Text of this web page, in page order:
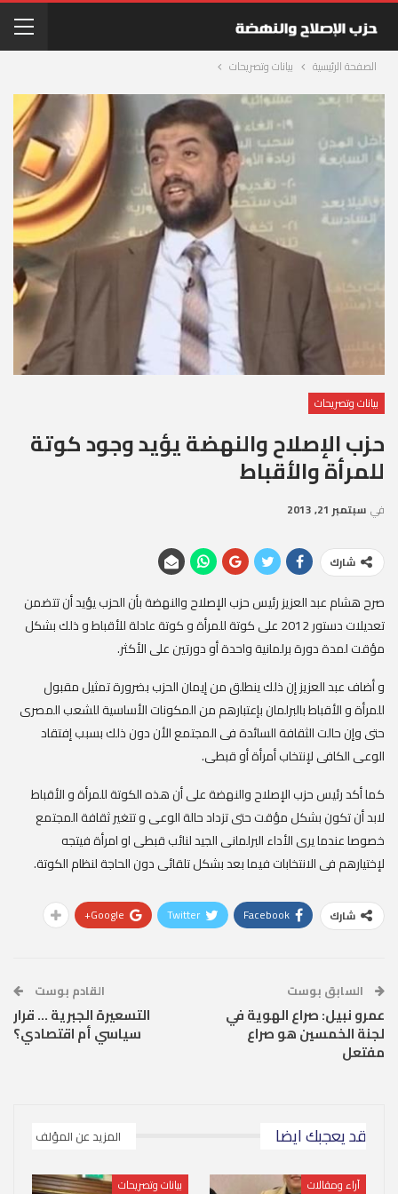
الصفحة الرئيسية بيانات وتصريحات
بيانات وتصريحات
حزب الإصلاح والنهضة يؤيد وجود كوتة
للمرأة والأقباط
في سبتمبر 21, 2013
شارك
صرح هشام عبد العزيز رئيس حزب الإصلاح والنهضة بأن الحزب يؤيد أن تتضمن
تعديلات دستور 2012 على كوتة للمرأة و كوتة عادلة للأقباط و ذلك بشكل
مؤقت لمدة دورة برلمانية واحدة أو دورتين على الأكثر.
و أضاف عبد العزيز إن ذلك ينطلق من إيمان الحزب بضرورة تمثيل مقبول
للمرأة و الأقباط بالبرلمان بإعتبارهم من المكونات الأساسية للشعب المصرى
حتى وإن حالت الثقافة السائدة فى المجتمع الأن دون ذلك بسبب إفتقاد
الوعى الكافى لإنتخاب أمرأة أو قبطى.
كما أكد رئيس حزب الإصلاح والنهضة على أن هذه الكوتة للمرأة و الأقباط
لابد أن تكون بشكل مؤقت حتى تزداد حالة الوعى و تتغير ثقافة المجتمع
خصوصا عندما يرى الأداء البرلمانى الجيد لنائب قبطى او امرأة فيتجه
لإختيارهم فى الانتخابات فيما بعد بشكل تلقائى دون الحاجة لنظام الكوتة.
شارك Facebook
Twitter
Google+
السابق بوست
عمرو نبيل: صراع الهوية في
لجنة الخمسين هو صراع
مفتعل
القادم بوست
التسعيرة الجبرية … قرار
سياسي أم اقتصادي؟
قد يعجبك ايضا المزيد عن المؤلف
آراء ومقالات بيانات وتصريحات